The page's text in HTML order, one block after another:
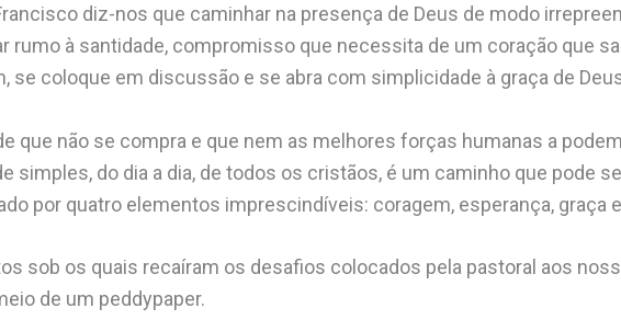
diz-nos que caminhar na presença de Deus de modo
rumo à santidade, compromisso que necessita de um coração que
se coloque em discussão e se abra com simplicidade à graça de
que não se compra e que nem as melhores forças humanas a
simples, do dia a dia, de todos os cristãos, é um caminho que pode
por quatro elementos imprescindíveis: coragem, esperança, graça
sob os quais recaíram os desafios colocados pela pastoral aos
de um peddypaper.